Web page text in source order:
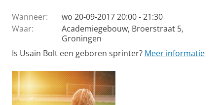
Wanneer:
wo 20-09-2017 20:00 - 21:30
Waar:
Academiegebouw, Broerstraat 5,
Groningen
Is Usain Bolt een geboren sprinter? Meer informatie